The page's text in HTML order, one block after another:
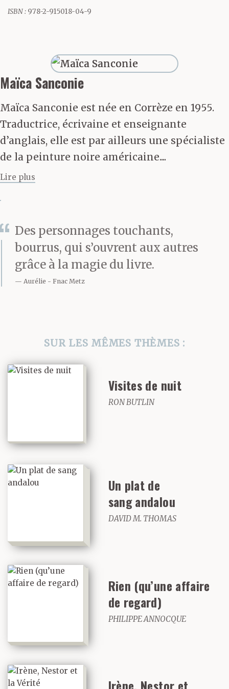
froid de roche où
murmure des sources
embusquées dessous
vers la mer.
Le magasin tout entier
était venu s’encastrer
dans son regard au
Mordini, au sortir de ce
carrefour disloqué qui
distribuait le trop plein
dell’Anfiteatro Romano,
au tout début de la via
Santa Zita. Les deux
rues se déboîtaient
et l’autre places, jouant
à laper les façades des
maisons qui avançaient
plus loin que leurs
qu’à Lucques les rues
n’en finissaient jamais
vraiment, se dépassant
sans cesse l’une l’autre,
s’entrelaçant, se
heurtant parfois pour la
même issue à la façon
ISBN : 978-2-915018-04-9
Maïca Sanconie
Maïca Sanconie est née en Corrèze en 1955.
Traductrice, écrivaine et enseignante
d’anglais, elle est par ailleurs une spécialiste
de la peinture noire américaine....
Lire plus
Des personnages touchants,
bourrus, qui s’ouvrent aux autres
grâce à la magie du livre.
Aurélie Fnac Metz
SUR LES MÊMES THÈMES :
Visites de nuit
RON BUTLIN
Un plat de
sang andalou
DAVID M. THOMAS
Rien (qu’une affaire
de regard)
PHILIPPE ANNOCQUE